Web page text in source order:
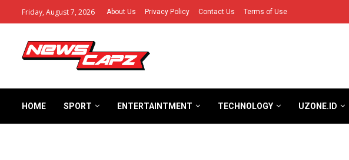
Friday, August 7, 2026 About Us Privacy Policy Contact Us Terms of Use
HOME SPORT ENTERTAINTMENT TECHNOLOGY UZONE.ID